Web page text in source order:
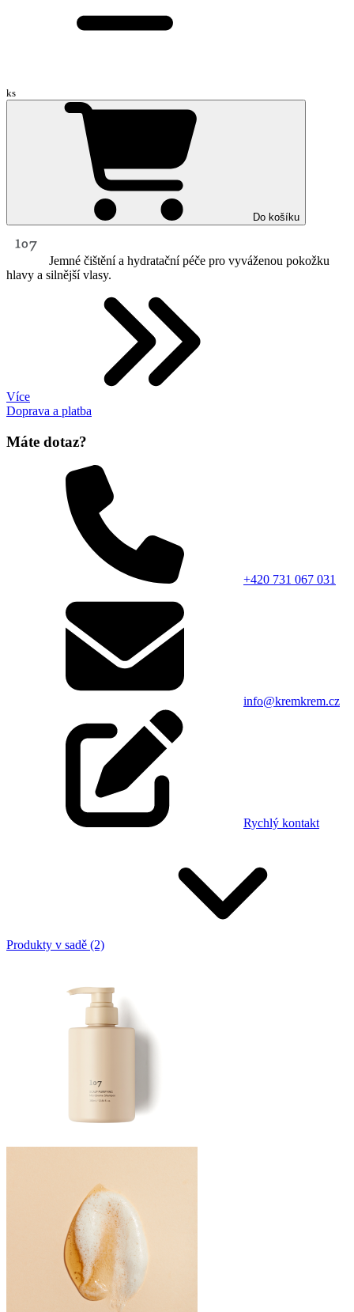
ks
Do košíku
Jemné čištění a hydratační péče pro vyváženou pokožku
hlavy a silnější vlasy.
Více
Doprava a platba
Máte dotaz?
+420 731 067 031
info@kremkrem.cz
Rychlý kontakt
Produkty v sadě (2)